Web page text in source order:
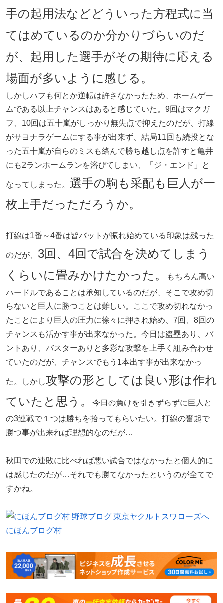
手の起用法などどういった方程式に当
てはめているのか分かりづらいのだ
が、起用した選手がその期待に応える
場面が多いように感じる。
しかしハフも何とか逆転は許さなかったため、ホームゲー
ムである以上チャンスはあると感じていた。9回はマクガ
フ、10回は五十嵐がしっかり無失点で抑えたのだが、打線
がサヨナラゲームにする事が出来ず、結局11回も続投とな
った五十嵐が自らのミスも絡んで勝ち越し点を許すと亀井
にも2ランホームランを浴びてしまい、「ジ・エンド」と
なってしまった。 選手の駒も采配も巨人が一
枚上手だっただろうか。
打線は1番～4番は皆バットが振れ始めている印象は残った
のだが、 3回、4回で試合を決めてしまう
くらいに畳みかけたかった。
もちろん高い
ハードルであることは承知しているのだが、そこで攻め切
らないと巨人に勝つことは難しい。ここで攻め切れなかっ
たことにより巨人の圧力に徐々に押され始め、7回、8回の
チャンスも活かす事が出来なかった。今日は盗塁あり、バ
ントあり、バスターありと多彩な攻撃を上手く組み合わせ
ていたのだが、チャンスでもう1本出す事が出来なかっ
た。しかし攻撃の形としては良い形は作れ
ていたと思う。
今日の負けを引きずらずに巨人と
の3連戦で１つは勝ちを拾ってもらいたい。打線の奮起で
勝つ事が出来れば理想的なのだが…
秋田での連敗に比べれば悪い試合ではなかったと個人的に
は感じたのだが…それでも勝てなかったというのが全てで
すかね。
にほんブログ村